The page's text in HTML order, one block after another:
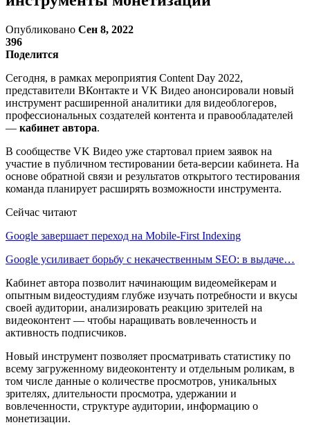
Опубликовано Сен 8, 2022
396
Поделится
Сегодня, в рамках мероприятия Content Day 2022,
представители ВКонтакте и VK Видео анонсировали новый
инструмент расширенной аналитики для видеоблогеров,
профессиональных создателей контента и правообладателей
— кабинет автора.
В сообществе VK Видео уже стартовал прием заявок на
участие в публичном тестировании бета-версии кабинета. На
основе обратной связи и результатов открытого тестирования
команда планирует расширять возможности инструмента.
Сейчас читают
Google завершает переход на Mobile-First Indexing
Google усиливает борьбу с некачественным SEO: в выдаче…
Кабинет автора позволит начинающим видеомейкерам и
опытным видеостудиям глубже изучать потребности и вкусы
своей аудитории, анализировать реакцию зрителей на
видеоконтент — чтобы наращивать вовлеченность и
активность подписчиков.
Новый инструмент позволяет просматривать статистику по
всему загруженному видеоконтенту и отдельным роликам, в
том числе данные о количестве просмотров, уникальных
зрителях, длительности просмотра, удержании и
вовлеченности, структуре аудитории, информацию о
монетизации.